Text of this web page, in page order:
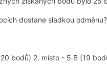
dostane sladkou odměnu?
bodů) 2. místo - 5.B (19